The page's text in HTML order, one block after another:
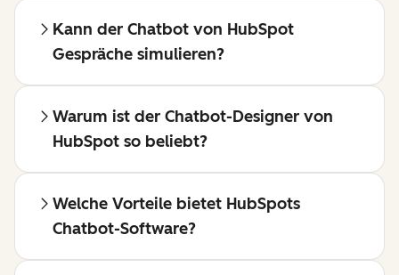
Kann der Chatbot von HubSpot
Gespräche simulieren?
Warum ist der Chatbot-Designer von
HubSpot so beliebt?
Welche Vorteile bietet HubSpots
Chatbot-Software?